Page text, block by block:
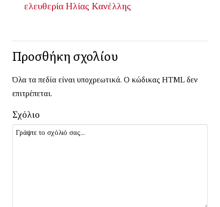
ελευθερία Ηλίας Κανέλλης
Προσθήκη σχολίου
Όλα τα πεδία είναι υποχρεωτικά. Ο κώδικας HTML δεν
επιτρέπεται.
Σχόλιο